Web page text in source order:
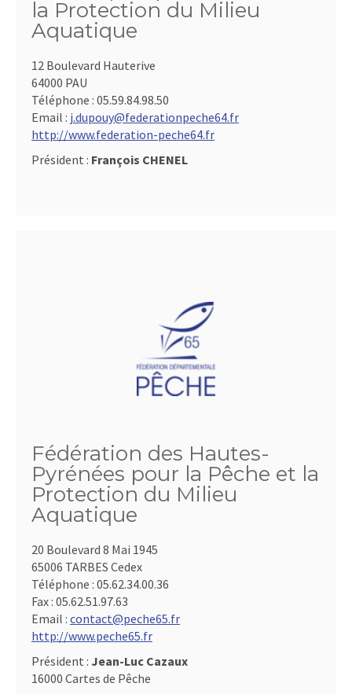
la Protection du Milieu
Aquatique
12 Boulevard Hauterive
64000 PAU
Téléphone : 05.59.84.98.50
Email : j.dupouy@federationpeche64.fr
http://www.federation-peche64.fr
Président : François CHENEL
Fédération des Hautes-
Pyrénées pour la Pêche et la
Protection du Milieu
Aquatique
20 Boulevard 8 Mai 1945
65006 TARBES Cedex
Téléphone : 05.62.34.00.36
Fax : 05.62.51.97.63
Email : contact@peche65.fr
http://www.peche65.fr
Président : Jean-Luc Cazaux
16000 Cartes de Pêche